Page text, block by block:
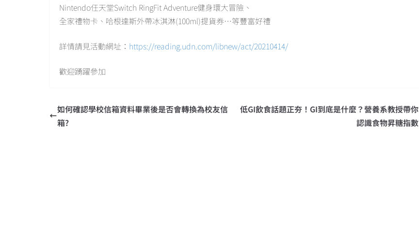
Nintendo任天堂Switch RingFit Adventure健身環大冒險、
全家禮物卡、哈根達斯外帶冰淇淋(100ml)提貨券…等豐富好禮
詳情請見活動網址： https://reading.udn.com/libnew/act/20210414/
歡迎踴躍參加
如何確認學校信箱資料畢業後是否會轉換為校友信
箱?
低GI飲食話題正夯！GI到底是什麼？營養系教授帶你
認識食物昇糖指數